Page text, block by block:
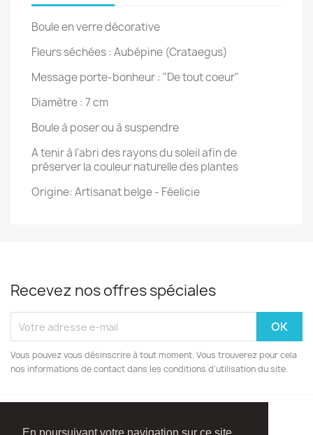
Boule en verre décorative
Fleurs séchées : Aubépine (Crataegus)
Message porte-bonheur : "De tout coeur"
Diamètre : 7 cm
Boule à poser ou à suspendre
A tenir à l'abri des rayons du soleil afin de
préserver la couleur naturelle des plantes
Origine: Artisanat belge - Féelicie
Recevez nos offres spéciales
Vous pouvez vous désinscrire à tout moment. Vous trouverez pour cela
nos informations de contact dans les conditions d'utilisation du site.